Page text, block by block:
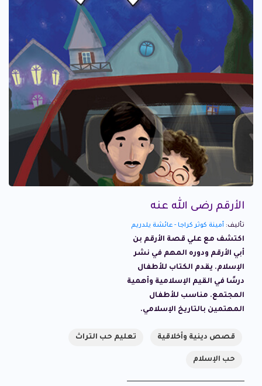
الأرقم رضى الله عنه
تأليف: أمينة كوثر كراجا - عائشة يلدريم
اكتشف مع علي قصة الأرقم بن
أبي الأرقم ودوره المهم في نشر
الإسلام. يقدم الكتاب للأطفال
درسًا في القيم الإسلامية وأهمية
المجتمع. مناسب للأطفال
المهتمين بالتاريخ الإسلامي.
قصص دينية وأخلاقية تعليم حب التراث
حب الإسلام